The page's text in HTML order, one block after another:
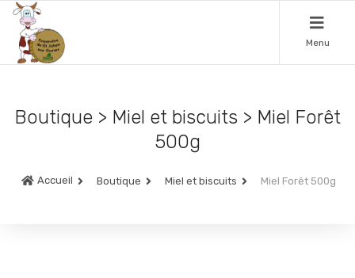
Menu
Boutique > Miel et biscuits > Miel Forêt
500g
Accueil Boutique Miel et biscuits Miel Forêt 500g